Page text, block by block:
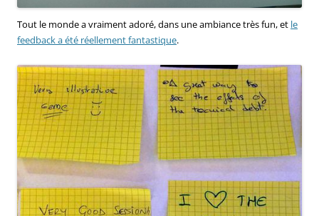
Tout le monde a vraiment adoré, dans une ambiance très fun, et le
feedback a été réellement fantastique.